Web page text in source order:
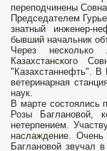
переподчинены
Председателем
знатный инженер-
бывший начальник
Через
Казахстанского
"Казахстаннефть". В
ветеринарная
наук.
В марте состоялись
Розы Баглановой,
нетерпением.
наслаждение. Очень
Баглановой звучал